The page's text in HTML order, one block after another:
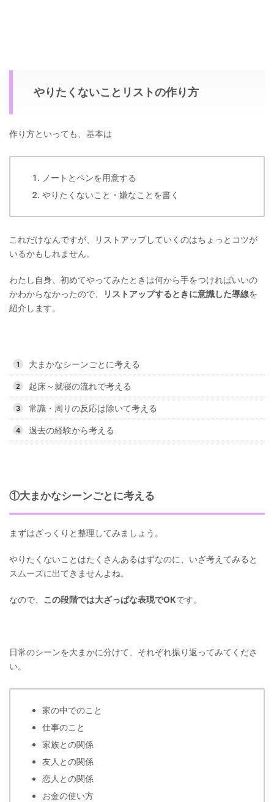
やりたくないことリストの作り方
作り方といっても、基本は
ノートとペンを用意する
やりたくないこと・嫌なことを書く
これだけなんですが、リストアップしていくのはちょっとコツが
いるかもしれません。
わたし自身、初めてやってみたときは何から手をつければいいの
かわからなかったので、
リストアップするときに意識した導線を
紹介します。
大まかなシーンごとに考える
起床～就寝の流れで考える
常識・周りの反応は除いて考える
過去の経験から考える
①大まかなシーンごとに考える
まずはざっくりと整理してみましょう。
やりたくないことはたくさんあるはずなのに、いざ考えてみると
スムーズに出てきませんよね。
なので、 この段階では大ざっぱな表現でOKです。
日常のシーンを大まかに分けて、それぞれ振り返ってみてくださ
い。
家の中でのこと
仕事のこと
家族との関係
友人との関係
恋人との関係
お金の使い方